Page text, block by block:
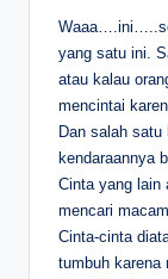
yang satu ini.
atau kalau
mencintai
Dan salah
kendaraannya
Cinta yang lain
mencari
Cinta-cinta
tumbuh karena